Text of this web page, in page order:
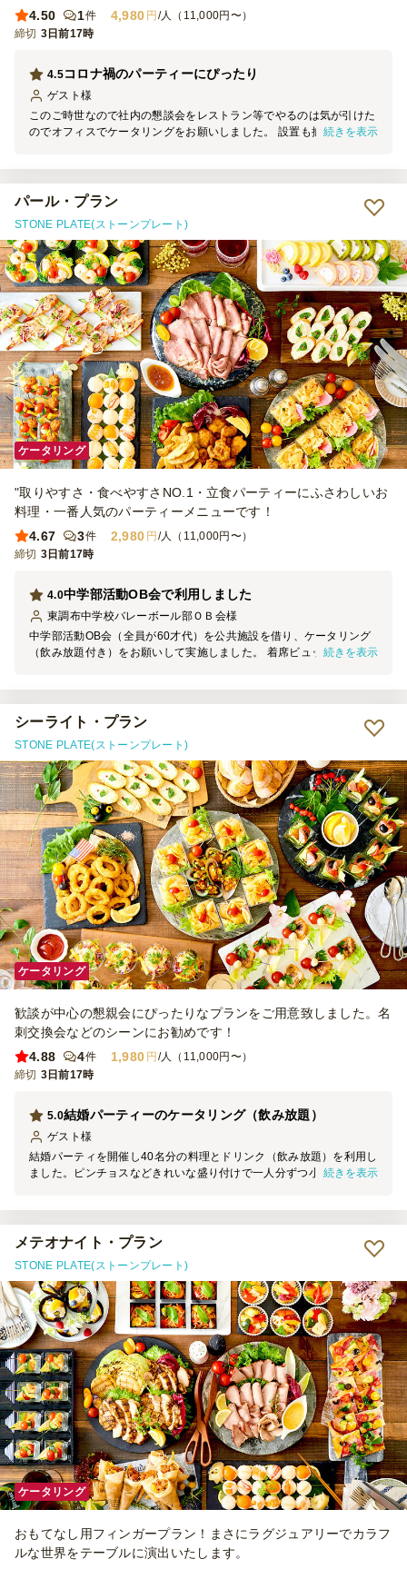
4.50 1件 4,980 円 /人（11,000円〜）
締切 3日前17時
コロナ禍のパーティーにぴったり
4.5
ゲスト 様
このご時世なので社内の懇談会をレストラン等でやるのは気が引けた
のでオフィスでケータリングをお願いしました。 設置も撤収もスム
感じですが、許容範囲です。 サンドイッチとトルティーヤが特に美
味しかったです。ありがとうございました。
続きを表示
パール・プラン
STONE PLATE(ストーンプレート)
ケータリング
"取りやすさ・食べやすさNO.1・立食パーティーにふさわしいお
料理・一番人気のパーティーメニューです！
4.67
3件 2,980 円 /人（11,000円〜）
締切 3日前17時
中学部活動OB会で利用しました
4.0
東調布中学校バレーボール部ＯＢ会様
中学部活動OB会（全員が60才代）を公共施設を借り、ケータリング
（飲み放題付き）をお願いして実施しました。 着席ビュッフェ形式
続きを表示
シーライト・プラン
STONE PLATE(ストーンプレート)
ケータリング
歓談が中心の懇親会にぴったりなプランをご用意致しました。名
刺交換会などのシーンにお勧めです！
4.88
4件 1,980 円 /人（11,000円〜）
締切 3日前17時
結婚パーティーのケータリング（飲み放題）
5.0
ゲスト 様
結婚パーティを開催し40名分の料理とドリンク（飲み放題）を利用し
ました。ピンチョスなどきれいな盛り付けで一人分ずつ小分けの容器
続きを表示
メテオナイト・プラン
STONE PLATE(ストーンプレート)
ケータリング
おもてなし用フィンガープラン！まさにラグジュアリーでカラフ
ルな世界をテーブルに演出いたします。